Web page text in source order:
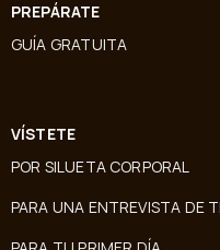
PREPÁRATE
GUÍA GRATUITA
VÍSTETE
POR SILUETA CORPORAL
PARA UNA ENTREVISTA DE